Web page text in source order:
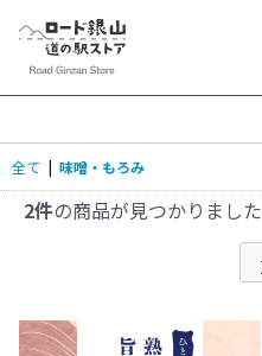
全て | 味噌・もろみ
2件の商品が見つかりました